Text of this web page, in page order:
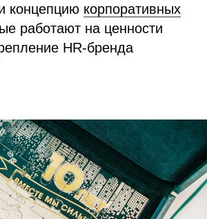
концепцию корпоративных
работают на ценности
HR-бренда